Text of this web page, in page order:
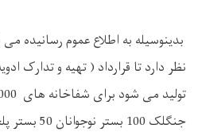
بدینوسیله به اطلاع عموم رسانیده
نظر دارد تا قرارداد ( تهیه و تدارک
تولید می شود برای شفاخانه های
جنگلک 100 بستر نوجوانان 50بستر